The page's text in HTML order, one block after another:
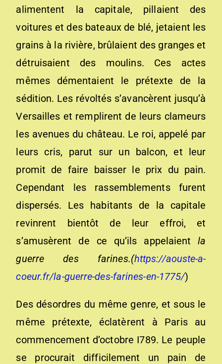
alimentent la capitale, pillaient des
voitures et des bateaux de blé, jetaient les
grains à la rivière, brûlaient des granges et
détruisaient des moulins. Ces actes
mêmes démentaient le prétexte de la
sédition. Les révoltés s’avancèrent jusqu’à
Versailles et remplirent de leurs clameurs
les avenues du château. Le roi, appelé par
leurs cris, parut sur un balcon, et leur
promit de faire baisser le prix du pain.
Cependant les rassemblements furent
dispersés. Les habitants de la capitale
revinrent bientôt de leur effroi, et
s’amusèrent de ce qu’ils appelaientla
guerre des farines.(https://aouste-a-
coeur.fr/la-guerre-des-farines-en-1775/)
Des désordres du même genre, et sous le
même prétexte, éclatèrent à Paris au
commencement d’octobre I789. Le peuple
se procurait difficilement un pain de